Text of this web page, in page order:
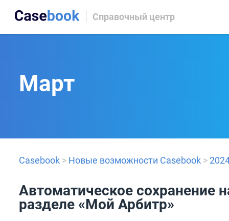
Справочный центр
Март
Casebook > Новые возможности Casebook >
Автоматическое сохранение
разделе «Мой Арбитр»